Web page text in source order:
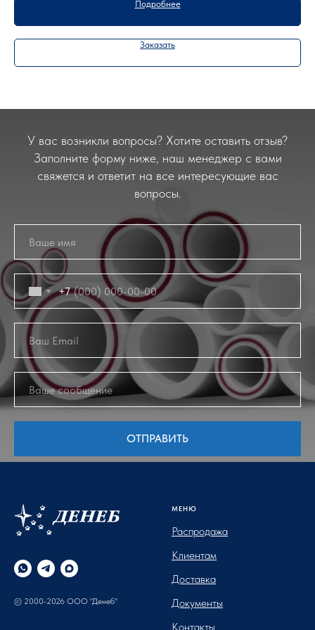
Подробнее
Заказать
У вас возникли вопросы? Хотите оставить отзыв?
Заполните форму ниже, наш менеджер с вами
свяжется и ответит на все интересующие вас
вопросы.
+7
ОТПРАВИТЬ
© 2000-2026 ООО "Денеб"
МЕНЮ
Распродажа
Клиентам
Доставка
Документы
Контакты